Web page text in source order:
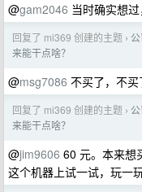
@gam2046 当时确实想
回复了 mi369 创建的主题 ›
来能干点啥？
@msg7086 不买了，不买
回复了 mi369 创建的主题 ›
来能干点啥？
@jim9606 60 元。本来想
这个机器上试一试，玩一玩